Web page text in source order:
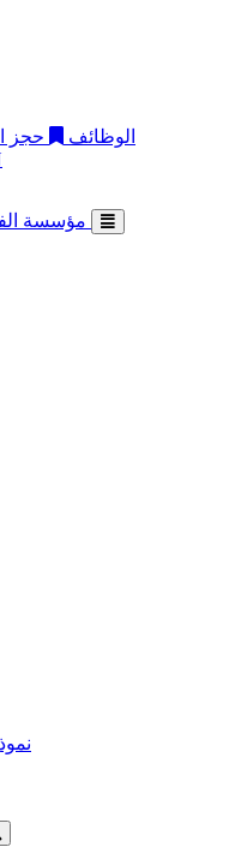
الوظائف حجز